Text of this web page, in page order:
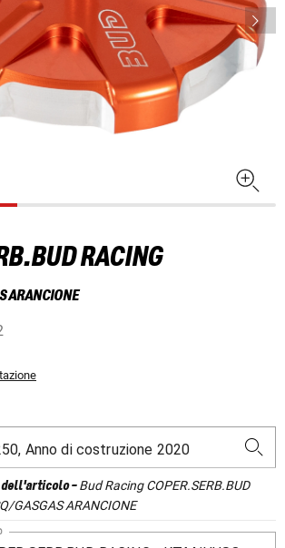
RACING
ARANCIONE
dell'articolo-Bud Racing COPER.SERB.BUD
GASGAS ARANCIONE